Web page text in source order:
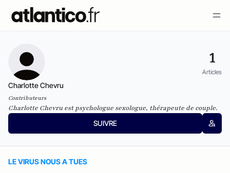
1
Articles
Charlotte Chevru
Contributeurs
Charlotte Chevru est psychologue sexologue, thérapeute de couple.
SUIVRE
LE VIRUS NOUS A TUES